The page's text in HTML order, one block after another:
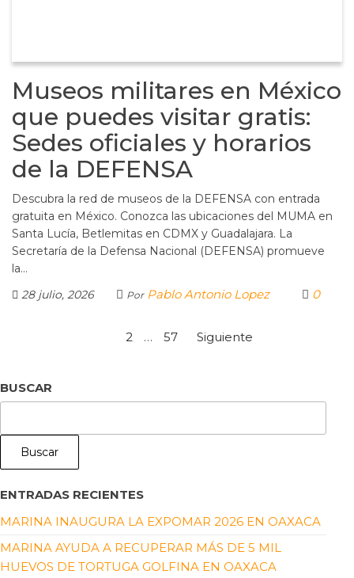
Museos militares en México
que puedes visitar gratis:
Sedes oficiales y horarios
de la DEFENSA
Descubra la red de museos de la DEFENSA con entrada
gratuita en México. Conozca las ubicaciones del MUMA en
Santa Lucía, Betlemitas en CDMX y Guadalajara. La
Secretaría de la Defensa Nacional (DEFENSA) promueve
la…
28 julio, 2026
Por Pablo Antonio Lopez 0
2 … 57 Siguiente
BUSCAR
Buscar
ENTRADAS RECIENTES
MARINA INAUGURA LA EXPOMAR 2026 EN OAXACA
MARINA AYUDA A RECUPERAR MÁS DE 5 MIL
HUEVOS DE TORTUGA GOLFINA EN OAXACA